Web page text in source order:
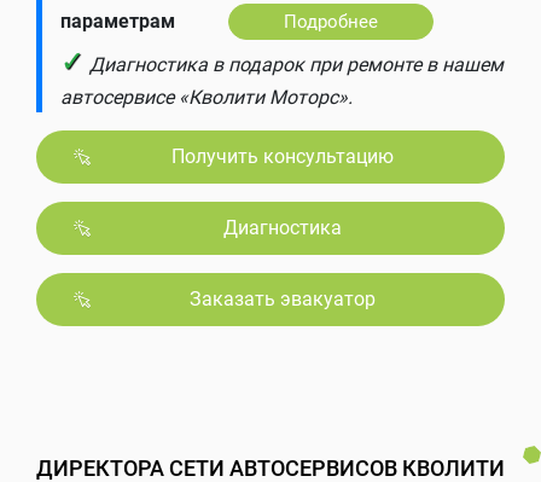
параметрам
Подробнее
✓ Диагностика в подарок при ремонте в нашем
автосервисе «Кволити Моторс».
Получить консультацию
Диагностика
Заказать эвакуатор
ДИРЕКТОРА СЕТИ АВТОСЕРВИСОВ КВОЛИТИ